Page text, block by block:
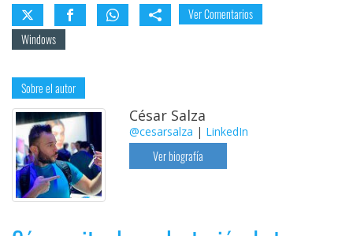
Ver Comentarios
Windows
Sobre el autor
César Salza
@cesarsalza | LinkedIn
Ver biografía